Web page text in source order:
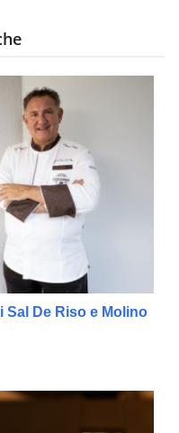
Sal De Riso e Molino